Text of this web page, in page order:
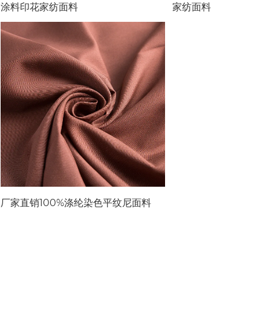
涂料印花家纺面料
家纺面料
厂家直销100%涤纶染色平纹尼面料